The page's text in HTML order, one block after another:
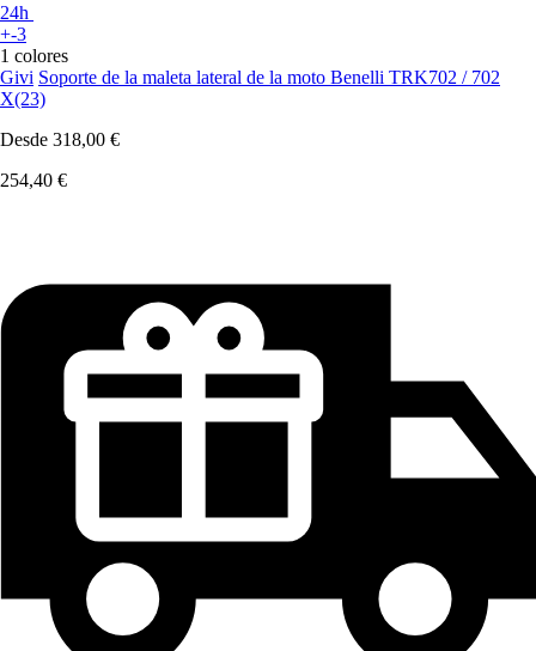
24h
+-3
1 colores
Givi Soporte de la maleta lateral de la moto Benelli TRK702 / 702
X(23)
Desde 318,00 €
254,40 €